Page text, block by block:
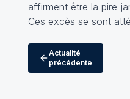
affirment être la pire
Ces excès se sont
Actualité
précédente